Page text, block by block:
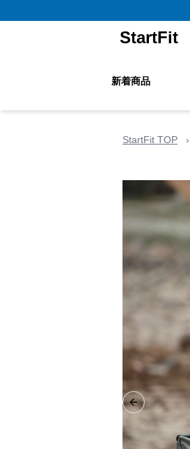
StartFit
新着商品
StartFit TOP ›
Previous